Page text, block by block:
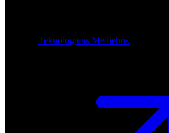
Teknologiens Mediehus